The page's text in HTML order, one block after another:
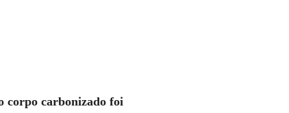
corpo carbonizado foi